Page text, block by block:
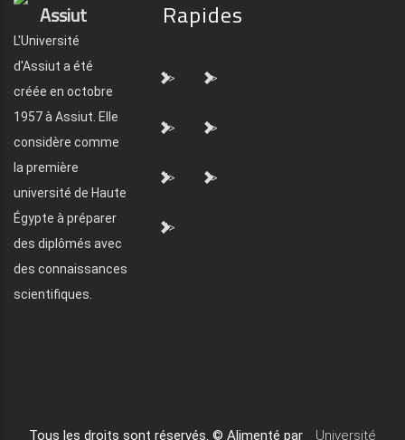
Assiut
L'Université
d'Assiut a été
créée en octobre
1957 à Assiut. Elle
considère comme
la première
université de Haute
Égypte à préparer
des diplômés avec
des connaissances
scientifiques.
Rapides
"> ">
"> ">
"> ">
">
Tous les droits sont réservés. © Alimenté par Université